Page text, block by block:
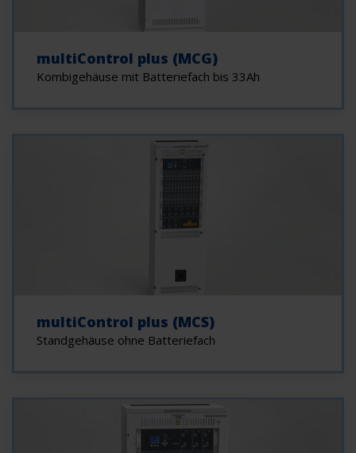
multiControl plus (MCG)
Kombigehäuse mit Batteriefach bis 33Ah
multiControl plus (MCS)
Standgehäuse ohne Batteriefach